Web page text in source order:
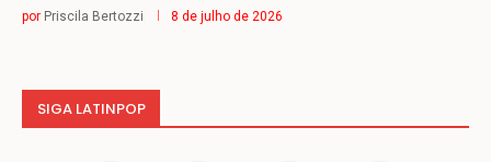
por Priscila Bertozzi 8 de julho de 2026
SIGA LATINPOP